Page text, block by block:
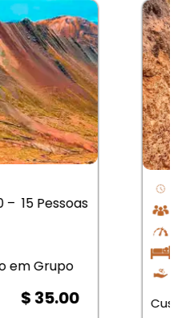
10 – 15 Pessoas
serviço em Grupo
$ 30.00